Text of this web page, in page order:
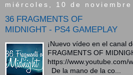
miércoles, 10 de noviembre
36 FRAGMENTS OF
MIDNIGHT - PS4 GAMEPLAY
¡Nuevo vídeo en el canal
FRAGMENTS OF
https://www.youtube.com/
De la mano de la co...